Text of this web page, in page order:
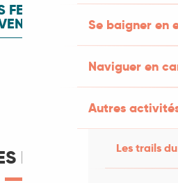
Se baigner en
Naviguer en
Autres
Les trails
FESTIVALS À
ET ITINÉRANCE